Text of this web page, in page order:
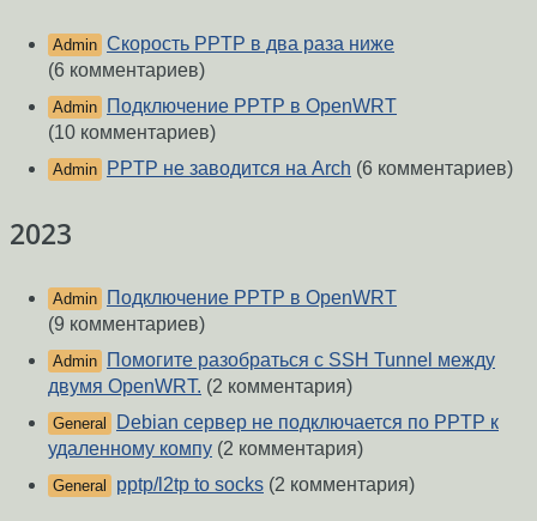
Admin Скорость PPTP в два раза ниже
(6 комментариев)
Admin
Подключение PPTP в OpenWRT
(10 комментариев)
Admin PPTP не заводится на Arch (6 комментариев)
2023
Admin
Подключение PPTP в OpenWRT
(9 комментариев)
Admin
Помогите разобраться с SSH Tunnel между
двумя OpenWRT. (2 комментария)
General
Debian сервер не подключается по PPTP к
удаленному компу (2 комментария)
General pptp/l2tp to socks (2 комментария)